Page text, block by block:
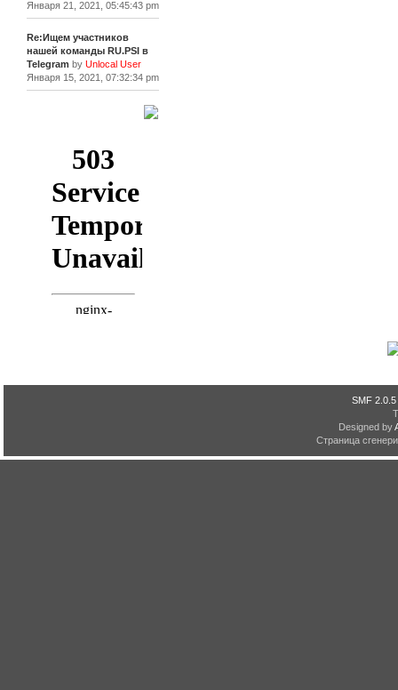
Января 21, 2021, 05:45:43 pm
Re:Ищем участников
нашей команды RU.PSI в
Telegram by Unlocal User
Января 15, 2021, 07:32:34 pm
SMF 2.0.5
Designed by
Страница